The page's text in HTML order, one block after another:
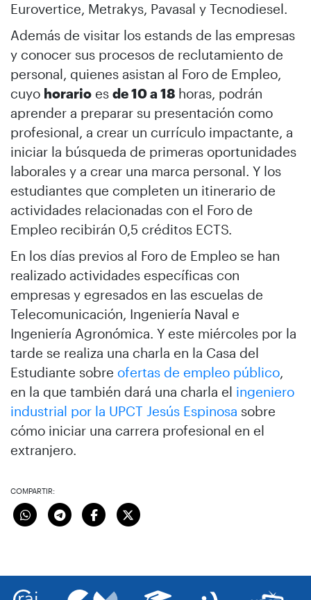
Eurovertice, Metrakys, Pavasal y Tecnodiesel.
Además de visitar los estands de las empresas
y conocer sus procesos de reclutamiento de
personal, quienes asistan al Foro de Empleo,
cuyo horario es de 10 a 18 horas, podrán
aprender a preparar su presentación como
profesional, a crear un currículo impactante, a
iniciar la búsqueda de primeras oportunidades
laborales y a crear una marca personal. Y los
estudiantes que completen un itinerario de
actividades relacionadas con el Foro de
Empleo recibirán 0,5 créditos ECTS.
En los días previos al Foro de Empleo se han
realizado actividades específicas con
empresas y egresados en las escuelas de
Telecomunicación, Ingeniería Naval e
Ingeniería Agronómica. Y este miércoles por la
tarde se realiza una charla en la Casa del
Estudiante sobre ofertas de empleo público,
en la que también dará una charla el ingeniero
industrial por la UPCT Jesús Espinosa sobre
cómo iniciar una carrera profesional en el
extranjero.
COMPARTIR: